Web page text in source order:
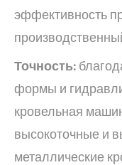
эффективность
Точность:
формы и
кровельная
высокоточные и
металлические